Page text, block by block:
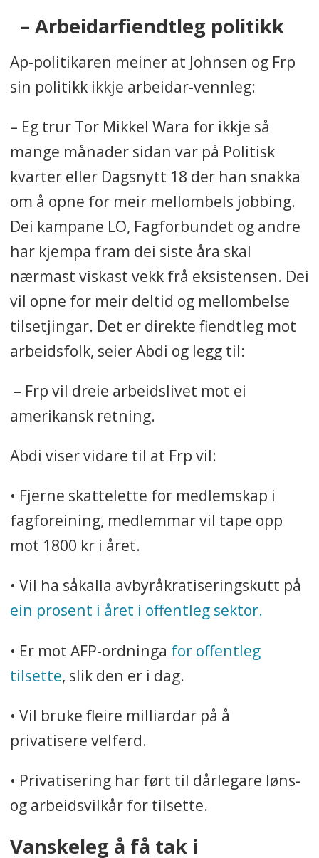
– Arbeidarfiendtleg politikk
Ap-politikaren meiner at Johnsen og Frp
sin politikk ikkje arbeidar-vennleg:
– Eg trur Tor Mikkel Wara for ikkje så
mange månader sidan var på Politisk
kvarter eller Dagsnytt 18 der han snakka
om å opne for meir mellombels jobbing.
Dei kampane LO, Fagforbundet og andre
har kjempa fram dei siste åra skal
nærmast viskast vekk frå eksistensen. Dei
vil opne for meir deltid og mellombelse
tilsetjingar. Det er direkte fiendtleg mot
arbeidsfolk, seier Abdi og legg til:
– Frp vil dreie arbeidslivet mot ei
amerikansk retning.
Abdi viser vidare til at Frp vil:
• Fjerne skattelette for medlemskap i
fagforeining, medlemmar vil tape opp
mot 1800 kr i året.
• Vil ha såkalla avbyråkratiseringskutt på
ein prosent i året i offentleg sektor.
• Er mot AFP-ordninga for offentleg
tilsette, slik den er i dag.
• Vil bruke fleire milliardar på å
privatisere velferd.
• Privatisering har ført til dårlegare løns-
og arbeidsvilkår for tilsette.
Vanskeleg å få tak i